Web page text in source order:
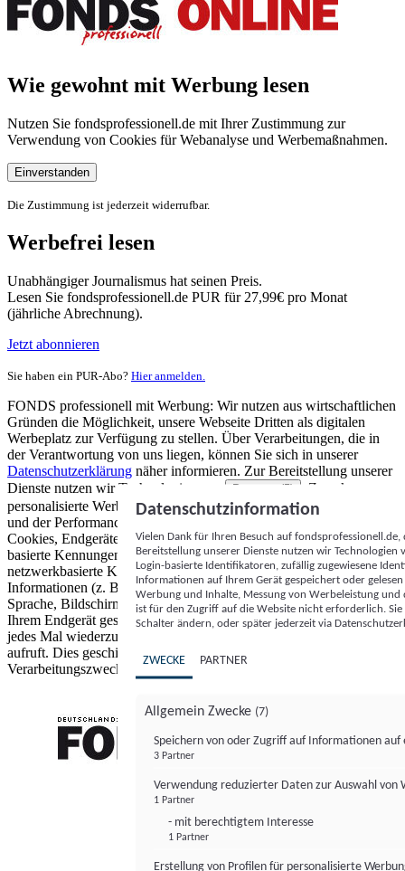
Wie gewohnt mit Werbung lesen
Nutzen Sie fondsprofessionell.de mit Ihrer Zustimmung zur
Verwendung von Cookies für Webanalyse und Werbemaßnahmen.
Einverstanden
Die Zustimmung ist jederzeit widerrufbar.
Werbefrei lesen
Unabhängiger Journalismus hat seinen Preis.
Lesen Sie fondsprofessionell.de PUR für 27,99€ pro Monat
(jährliche Abrechnung).
Jetzt abonnieren
Sie haben ein PUR-Abo? Hier anmelden.
FONDS professionell mit Werbung: Wir nutzen aus wirtschaftlichen
Gründen die Möglichkeit, unsere Webseite Dritten als digitalen
Werbeplatz zur Verfügung zu stellen. Über Verarbeitungen, die in
der Verantwortung von uns liegen, können Sie sich in unserer
Datenschutzerklärung näher informieren. Zur Bereitstellung unserer
Dienste nutzen wir Technologien von
Partnern (5)
. Zwecke:
personalisierte Werbung und Inhalte, Messung von Werbeleistung
und der Performance von Inhalten sowie Zielgruppenforschung.
Cookies, Endgeräte- oder ähnliche Online-Kennungen (z. B. login-
basierte Kennungen, zufällig generierte Kennungen,
netzwerkbasierte Kennungen) können zusammen mit anderen
Informationen (z. B. Browsertyp und Browserinformationen,
Sprache, Bildschirmgröße, unterstützte Technologien usw.) auf
Ihrem Endgerät gespeichert oder von dort ausgelesen werden, um es
jedes Mal wiederzuerkennen, wenn es eine App oder einer Webseite
aufruft. Dies geschieht für einen oder mehrere der hier aufgeführten
Verarbeitungszwecke.
Datenschutzinformation
Vielen Dank für Ihren Besuch auf
Bereitstellung unserer Dienste nutzen wir Technologien
Login-basierte Identifikatoren, zufällig zugewiesene
Informationen auf Ihrem Gerät gespeichert oder
Werbung und Inhalte, Messung von Werbeleistung
ist für den Zugriff auf die Website nicht erforderlich.
Schalter ändern, oder später jederzeit via
ZWECKE PARTNER
Allgemein Zwecke (7)
Speichern von oder Zugriff auf Informationen auf
3 Partner
Verwendung reduzierter Daten zur Auswahl von
1 Partner
- mit berechtigtem Interesse
1 Partner
Erstellung von Profilen für personalisierte
FONDS professionell